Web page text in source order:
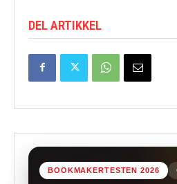
DEL ARTIKKEL
BOOKMAKERTESTEN 2026